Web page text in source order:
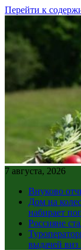
Перейти к
7 августа, 2026
Внуково
Дом на
набирает
Россияне
выдачей